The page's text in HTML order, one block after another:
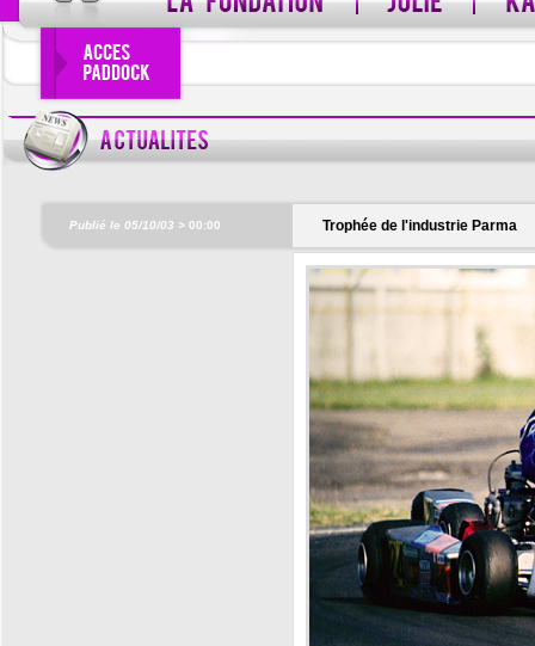
Pseudo oublié ?
Publié le 05/10/03 > 00:00 Trophée de l'industrie Parma